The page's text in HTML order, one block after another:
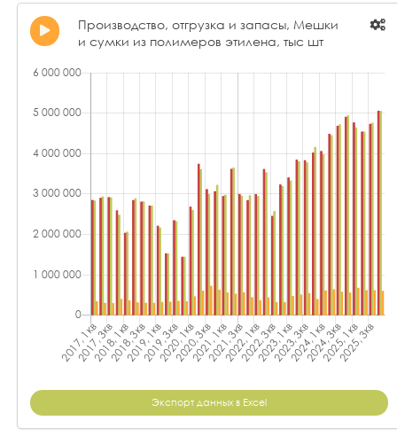
Производство, отгрузка и запасы, Мешки
и сумки из полимеров этилена, тыс шт
Экспорт данных в Excel